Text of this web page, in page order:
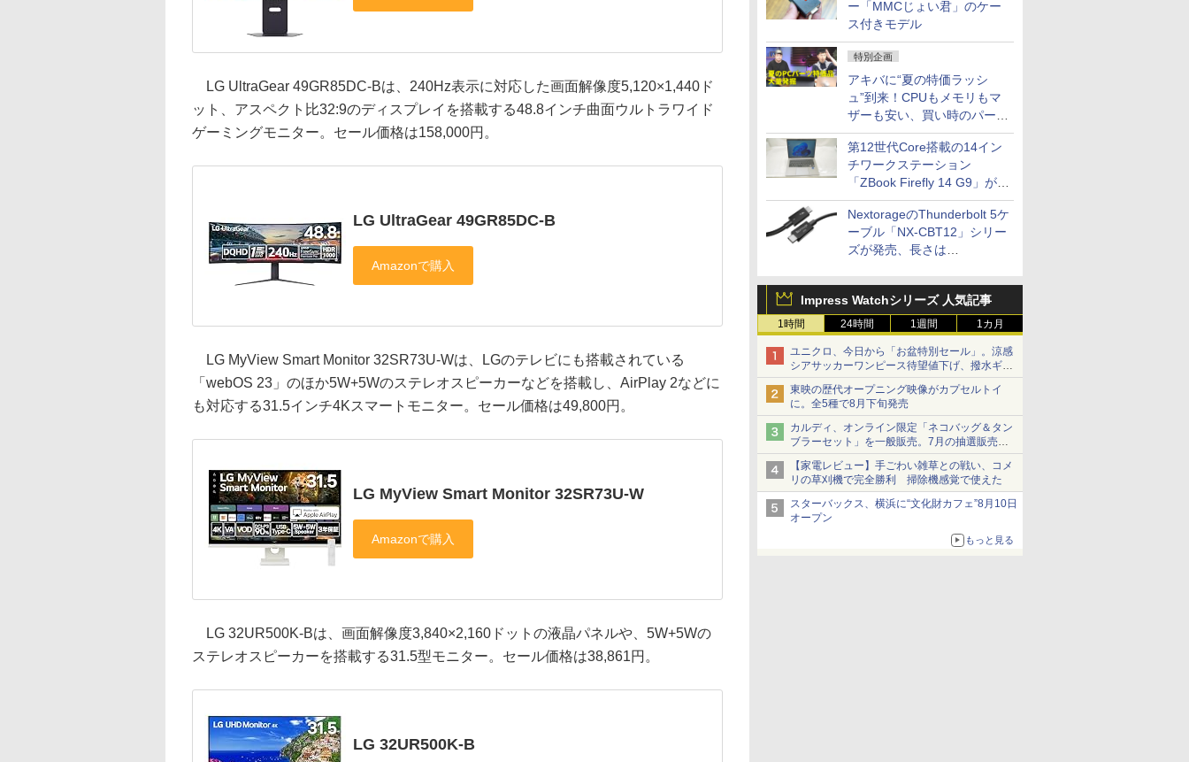
ー「MMCじょい君」のケー
ス付きモデル
特別企画
アキバに“夏の特価ラッシ
ュ”到来！CPUもメモリもマ
ザーも安い、買い時のパーツ
は？【8月7日(金)22時配信】
第12世代Core搭載の14イン
チワークステーション
「ZBook Firefly 14 G9」が
79,800円！秋葉原で中古PC
セール
NextorageのThunderbolt 5ケ
ーブル「NX-CBT12」シリー
ズが発売、長さは
Impress Watchシリーズ 人気記事
1時間 24時間 1週間 1カ月
ユニクロ、今日から「お盆特別セール」。涼感
シアサッカーワンピース待望値下げ、撥水ギア
ショーツは1990円に
東映の歴代オープニング映像がカプセルトイ
に。全5種で8月下旬発売
カルディ、オンライン限定「ネコバッグ＆タン
ブラーセット」を一般販売。7月の抽選販売の
当選無効分
【家電レビュー】手ごわい雑草との戦い、コメ
リの草刈機で完全勝利 掃除機感覚で使えた
スターバックス、横浜に“文化財カフェ”8月10日
オープン
もっと見る
LG UltraGear 49GR85DC-Bは、240Hz表示に対応した画面解像度5,120×1,440ド
ット、アスペクト比32:9のディスプレイを搭載する48.8インチ曲面ウルトラワイド
ゲーミングモニター。セール価格は158,000円。
LG UltraGear 49GR85DC-B
LG MyView Smart Monitor 32SR73U-Wは、LGのテレビにも搭載されている
「webOS 23」のほか5W+5Wのステレオスピーカーなどを搭載し、AirPlay 2などに
も対応する31.5インチ4Kスマートモニター。セール価格は49,800円。
LG MyView Smart Monitor 32SR73U-W
LG 32UR500K-Bは、画面解像度3,840×2,160ドットの液晶パネルや、5W+5Wの
ステレオスピーカーを搭載する31.5型モニター。セール価格は38,861円。
LG 32UR500K-B